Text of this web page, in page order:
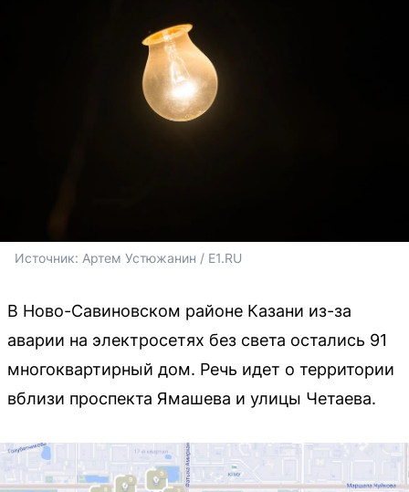
Источник: Артем Устюжанин / E1.RU
В Ново-Савиновском районе Казани из-за
аварии на электросетях без света остались 91
многоквартирный дом. Речь идет о территории
вблизи проспекта Ямашева и улицы Четаева.